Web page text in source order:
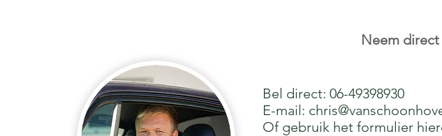
Bel direct: 06-49398930
E-mail:
Of gebruik het formulier
Neem